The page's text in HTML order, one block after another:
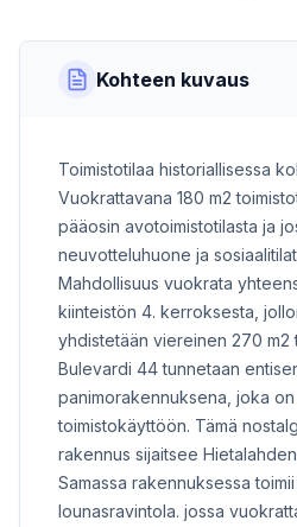
Kohteen kuvaus
Toimistotilaa historiallisessa
Vuokrattavana 180 m2
pääosin avotoimistotilasta ja
neuvotteluhuone ja
Mahdollisuus vuokrata
kiinteistön 4. kerroksesta,
yhdistetään viereinen 270 m2
Bulevardi 44 tunnetaan
panimorakennuksena, joka
toimistokäyttöön. Tämä
rakennus sijaitsee
Samassa rakennuksessa
lounasravintola. jossa